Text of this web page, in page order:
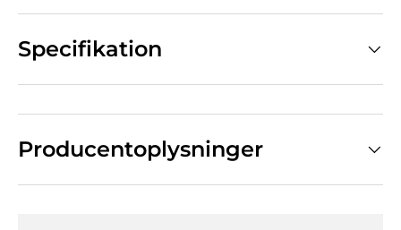
Specifikation
Producentoplysninger